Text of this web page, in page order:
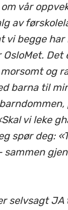
vår
av
vi begge
OsloMet.
og
barna til
vi leke
spør deg:
sammen
selvsagt